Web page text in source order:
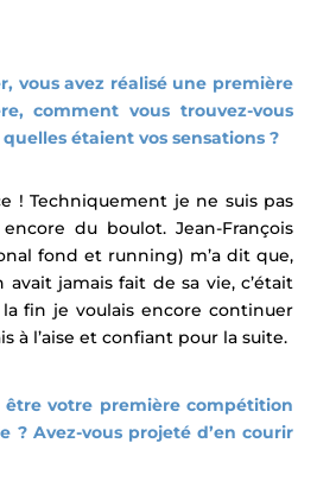
vous avez réalisé une première
comment vous trouvez-vous
étaient vos sensations ?
! Techniquement je ne suis pas
du boulot. Jean-François
fond et running) m’a dit que,
avait jamais fait de sa vie, c’était
fin je voulais encore continuer
à l’aise et confiant pour la suite.
votre première compétition
? Avez-vous projeté d’en courir